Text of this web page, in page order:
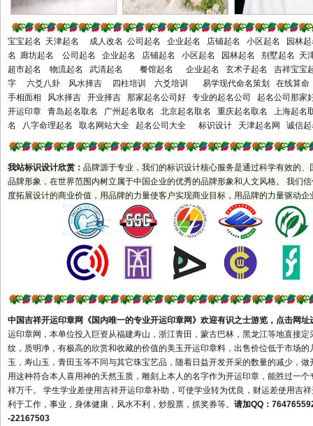
临海市丽水市龙泉市安徽省合
肥市芜湖市蚌埠市淮南市淮北
市铜陵市安庆市桐城市黄山市
滁州市天长市明光市全椒县阜
阳市界首市宿州市巢湖市六安
市亳州市池州市宣城市宁国市
马鞍山市福建省福州市福清市
安市泉州市石狮市晋江市南安
市漳州市龙海市平和县南靖县
南平市建瓯市邵武市建阳市龙
岩市漳平市宁德市福安市福鼎
市武夷山市江西省南昌市乐平
市萍乡市九江市瑞昌市新余市
鹰潭市贵溪市赣州市瑞金市南
康市吉安市宜春市丰城市樟树
市高安市抚州市上饶市德兴市
市章丘市青岛市胶南市胶州市
平度市莱西市即墨市淄博市枣
庄市滕州市烟台市龙口市莱阳
市莱州市招远市蓬莱市栖霞市
海阳市潍坊市青州市诸城市寿
光市安丘市高密市昌邑市济宁
宝宝起名 天津起名 成人改名 公司起名 企业起名 店铺起名 小区起名 园
名 廊坊起名 公司起名 企业起名 店铺起名 小区起名 园林起名 别墅起名
超市起名 物流起名 武清起名 餐馆起名 企业起名 玄术子起名 吉祥宝
字 六爻八卦 风水择吉 四柱培训 六爻培训 易学现代命名策划 在线算命
手相面相 风水择吉 开业择吉 那家起名公司好 专业的起名公司 起名公司那
开运印章 青岛起名取名 广州起名取名 北京起名取名 重庆起名取名 上海
名 八字命理起名 取名网站大全 起名公司大全 标识设计 天津起名网 诚信起
我站标识设计欣赏 ： 品牌源于专业，我们的标识设计核心服务是通过科学有效的
品牌形象，在世界范围内树立属于中国企业的优秀的品牌形象和人文风格。 我们
度拓展设计的商业价值，用品牌的力量使客户实现商业目标，用品牌的力量驱动企
中国吉祥开运印章网 《国内唯一的专业开运印章网》欢迎有识之士游览， 点击网址
运印章网，本单位投入巨资从福建寿山，浙江青田，蒙古巴林，黑龙江等地直接
纹，质明净，有极高的欣赏和收藏的价值的美玉开运印章料，出售价位低于市场
玉，寿山玉，青田玉等不同与其它珠宝艺品，随着日益开发开采的数量的减少，
用这种符合本人喜用神的天然玉质，雕刻上本人的名字作为开运印章，能胜过一
祥万千。 学生学业差使用吉祥开运印章补助，可使学业转为优良，财运差使用吉
利于工作，事业，身体健康，风水不利，炒股票，抓奖券等。 请加QQ：
-22167503